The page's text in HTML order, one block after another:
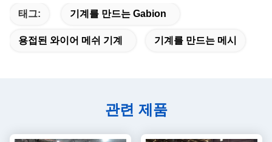
태그: 기계를 만드는 Gabion
용접된 와이어 메쉬 기계 기계를 만드는 메시
관련 제품